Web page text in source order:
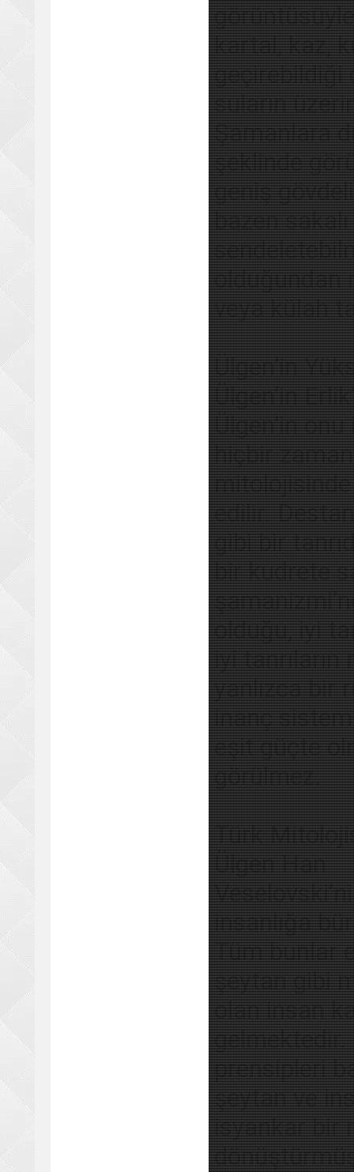
kartal, kaz,
geçirebildiği
suların
Şamanlara
şeklinde
geniş
bazen sakalı
olduğundan
veya külah
Ülgen’in
Ülgen’in
Ülgen’in
hiçbir
mitolojisinde
edilir.
gibi bir
bir kudrete
olduğu, iyi
iyi tanrıların
yanlızca bir
inanç
eşit güçte
görülmez.
Türk
Ülgen Han
insanlığa
Tüm bunlar
şeytan gibi
olan insan
gelmektedir.
prensipleri
şeytan ve
isyankar bir